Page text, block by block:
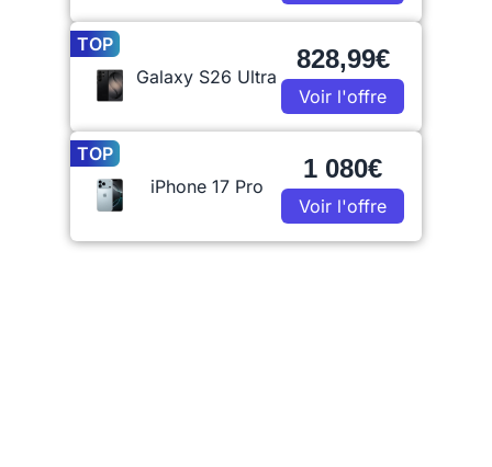
TOP
Galaxy S26 Ultra
828,99€
Voir l'offre
TOP
iPhone 17 Pro
1 080€
Voir l'offre